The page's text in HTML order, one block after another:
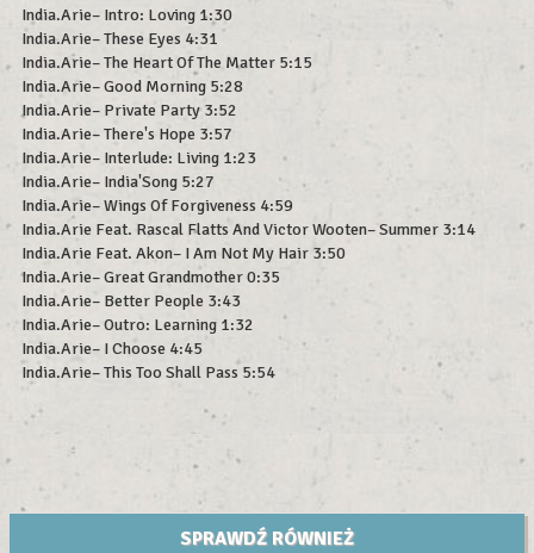
India.Arie– Intro: Loving 1:30
India.Arie– These Eyes 4:31
India.Arie– The Heart Of The Matter 5:15
India.Arie– Good Morning 5:28
India.Arie– Private Party 3:52
India.Arie– There's Hope 3:57
India.Arie– Interlude: Living 1:23
India.Arie– India'Song 5:27
India.Arie– Wings Of Forgiveness 4:59
India.Arie Feat. Rascal Flatts And Victor Wooten– Summer 3:14
India.Arie Feat. Akon– I Am Not My Hair 3:50
India.Arie– Great Grandmother 0:35
India.Arie– Better People 3:43
India.Arie– Outro: Learning 1:32
India.Arie– I Choose 4:45
India.Arie– This Too Shall Pass 5:54
SPRAWDŹ RÓWNIEŻ